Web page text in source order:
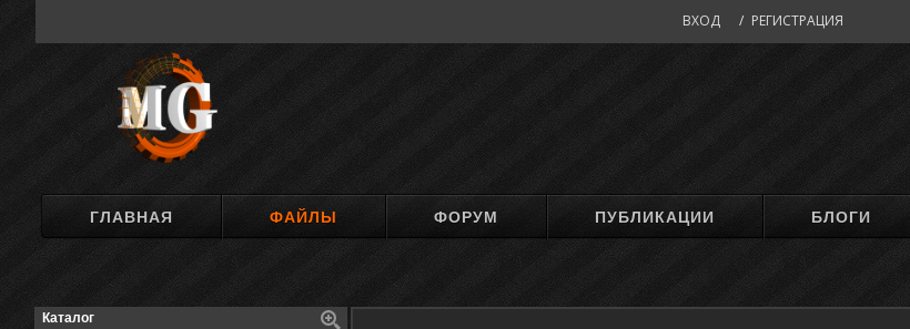
ВХОД / РЕГИСТРАЦИЯ
ГЛАВНАЯ ФАЙЛЫ ФОРУМ ПУБЛИКАЦИИ БЛОГИ
Каталог